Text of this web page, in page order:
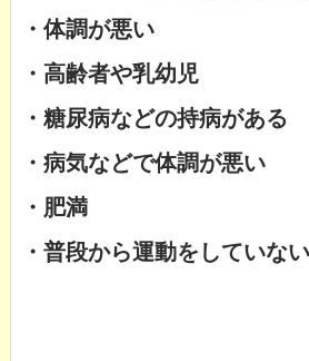
・体調が悪い
・高齢者や乳幼児
・糖尿病などの持病がある
・病気などで体調が悪い
・肥満
・普段から運動をしていない